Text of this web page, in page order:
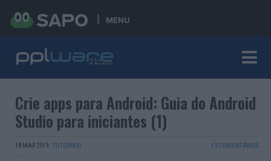
MENU
Crie apps para Android: Guia do Android
Studio para iniciantes (1)
18 MAR 2019 · TUTORIAIS 13 COMENTÁRIOS